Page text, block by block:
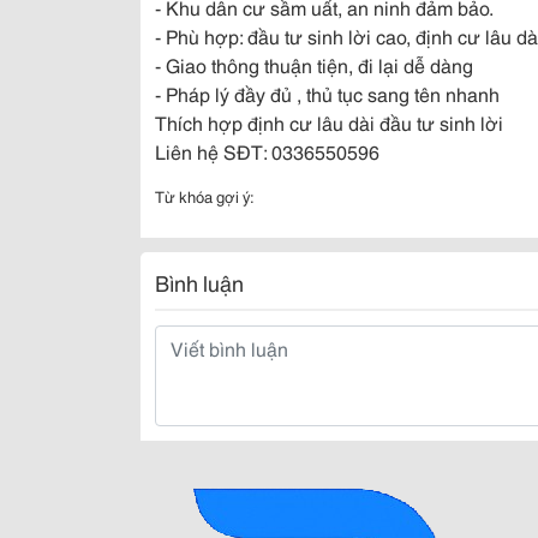
- Khu dân cư sầm uất, an ninh đảm bảo.
- Phù hợp: đầu tư sinh lời cao, định cư lâu
- Giao thông thuận tiện, đi lại dễ dàng
- Pháp lý đầy đủ , thủ tục sang tên nhanh
Thích hợp định cư lâu dài đầu tư sinh lời
Liên hệ SĐT: 0336550596
Từ khóa gợi ý:
Bình luận